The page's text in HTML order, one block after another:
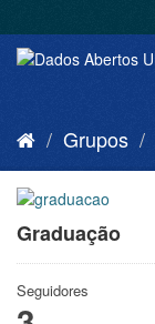
Grupos
Graduação
Seguidores